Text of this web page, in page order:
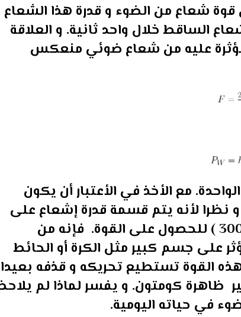
قوة شعاع من الضوء و قدرة هذا الشعاع
الساقط خلال واحد ثانية. و العلاقة
عليه من شعاع ضوئي منعكس
مع الأخذ في الأعتبار أن يكون
لأنه يتم قسمة قدرة إشعاع على
سرعة الضوء وهي مقدار كبير ( 300,000,000 ) للحصول على القوة. فإنه من
على جسم كبير مثل الكرة أو الحائط
هذه القوة تستطيع تحريكه و قذفه بعيدا
ظاهرة کومتون. و يفسر لماذا لم
في حياته اليومية.